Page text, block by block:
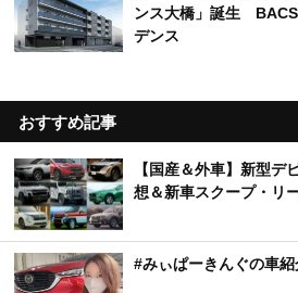
ンス大橋」誕生
デンス
おすすめ記事
【国産＆外車】新型デ
想＆新車スクープ・リ
#みぃぱーきんぐの車